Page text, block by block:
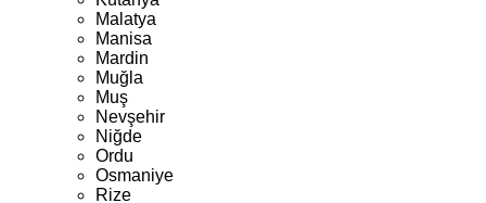
Malatya
Manisa
Mardin
Muğla
Muş
Nevşehir
Niğde
Ordu
Osmaniye
Rize